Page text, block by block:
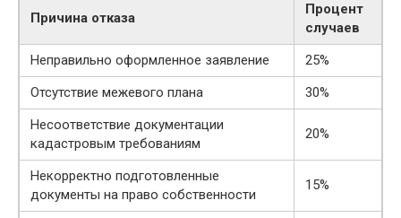
Причина отказа
Процент
случаев
Неправильно оформленное заявление
25%
Отсутствие межевого плана
30%
Несоответствие документации
кадастровым требованиям
20%
Некорректно подготовленные
документы на право собственности
15%